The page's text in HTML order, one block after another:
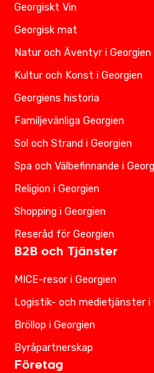
Georgiskt Vin
Georgisk mat
Natur och Äventyr i Georgien
Kultur och Konst i Georgien
Georgiens historia
Familjevänliga Georgien
Sol och Strand i Georgien
Spa och Välbefinnande i
Religion i Georgien
Shopping i Georgien
Reseråd för Georgien
B2B och Tjänster
MICE-resor i Georgien
Logistik- och medietjänster i
Bröllop i Georgien
Byråpartnerskap
Företag